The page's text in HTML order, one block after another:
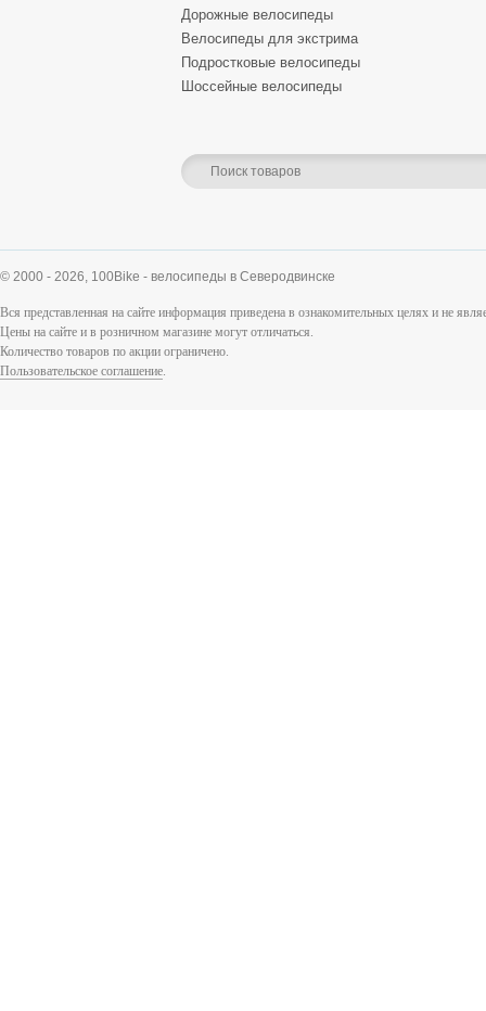
Дорожные велосипеды
Велосипеды для экстрима
Подростковые велосипеды
Шоссейные велосипеды
© 2000 - 2026, 100Bike - велосипеды в Северодвинске
Вся представленная на сайте информация приведена в ознакомительных целях и не
Цены на сайте и в розничном магазине могут отличаться.
Количество товаров по акции ограничено.
Пользовательское соглашение.